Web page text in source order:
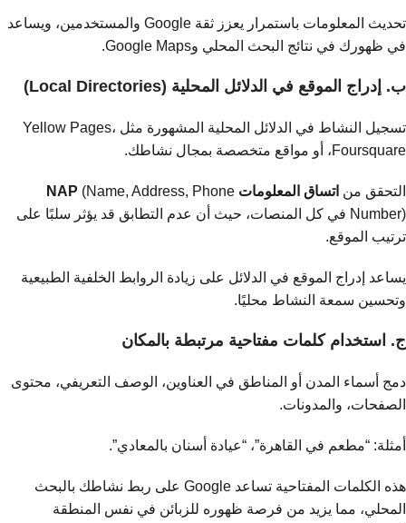
تحديث المعلومات باستمرار يعزز ثقة Google والمستخدمين، ويساعد
في ظهورك في نتائج البحث المحلي وGoogle Maps.
ب. إدراج الموقع في الدلائل المحلية (Local Directories)
تسجيل النشاط في الدلائل المحلية المشهورة مثل Yellow Pages،
Foursquare، أو مواقع متخصصة بمجال نشاطك.
التحقق من اتساق المعلومات NAP (Name, Address, Phone
Number) في كل المنصات، حيث أن عدم التطابق قد يؤثر سلبًا على
ترتيب الموقع.
يساعد إدراج الموقع في الدلائل على زيادة الروابط الخلفية الطبيعية
وتحسين سمعة النشاط محليًا.
ج. استخدام كلمات مفتاحية مرتبطة بالمكان
دمج أسماء المدن أو المناطق في العناوين، الوصف التعريفي، محتوى
الصفحات، والمدونات.
أمثلة: “مطعم في القاهرة”، “عيادة أسنان بالمعادي”.
هذه الكلمات المفتاحية تساعد Google على ربط نشاطك بالبحث
المحلي، مما يزيد من فرصة ظهوره للزبائن في نفس المنطقة